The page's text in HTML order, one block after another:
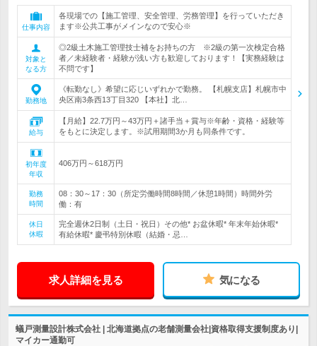
仕事内容
各現場での【施工管理、安全管理、労務管理】を行っていただき
ます※公共工事がメインなので安心※
対象と
なる方
◎2級土木施工管理技士補をお持ちの方 ※2級の第一次検定合格
者／未経験者・経験が浅い方も歓迎しております！【実務経験は
不問です】
勤務地
《転勤なし》希望に応じいずれかで勤務。 【札幌支店】札幌市中
央区南3条西13丁目320 【本社】北…
給与
【月給】22.7万円～43万円＋諸手当＋賞与※年齢・資格・経験等
をもとに決定します。※試用期間3か月も同条件です。
初年度
年収
406万円～618万円
勤務
時間
08：30～17：30（所定労働時間8時間／休憩1時間）時間外労
働：有
休日
休暇
完全週休2日制（土日・祝日）その他* お盆休暇* 年末年始休暇*
有給休暇* 慶弔特別休暇（結婚・忌…
求人詳細を見る 気になる
蟻戸測量設計株式会社 | 北海道拠点の老舗測量会社|資格取得支援制度あり|
マイカー通勤可